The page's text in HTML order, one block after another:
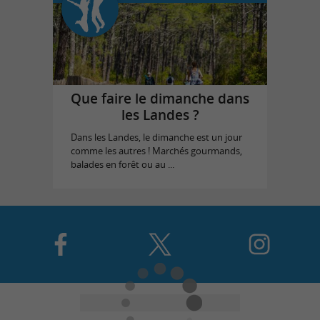
Que faire le dimanche dans
les Landes ?
Dans les Landes, le dimanche est un jour
comme les autres ! Marchés gourmands,
balades en forêt ou au ...